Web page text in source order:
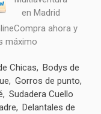
ahora y
máximo
Chicas
Bodys de
Gorros de punto
Sudadera Cuello
Delantales de